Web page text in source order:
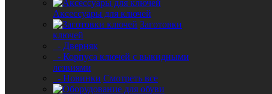
Аксессуары для ключей
Заготовки
ключей
- Дверняк
- Корпуса ключей с выкидными
лезвиями
- Новинки Смотреть все